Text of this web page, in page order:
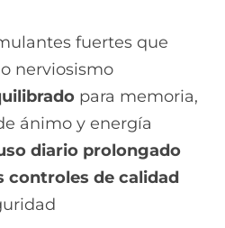
fuertes que
nerviosismo
para memoria,
ánimo y energía
diario prolongado
controles de calidad